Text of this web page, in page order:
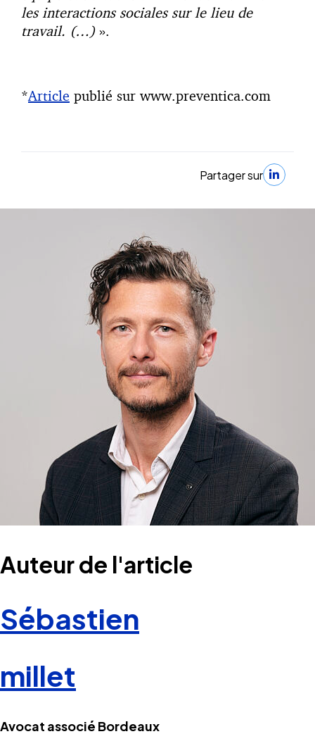
les interactions sociales sur le lieu de
travail. (…)».
*Article publié sur www.preventica.com
Partager sur
Auteur de l'article
Sébastien
millet
Avocat associé Bordeaux